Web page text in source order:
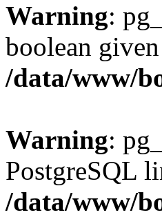
Warning:
boolean
/data/www/
Warning:
PostgreSQL
/data/www/